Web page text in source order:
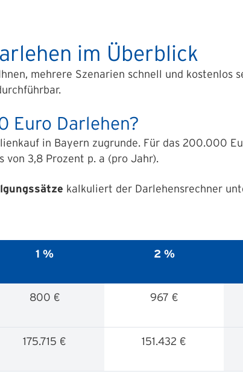
im Überblick
mehrere Szenarien schnell und kostenlos
Euro Darlehen?
in Bayern zugrunde. Für das 200.000
von 3,8 Prozent p. a (pro Jahr).
kalkuliert der Darlehensrechner
1 % 2 %
800 € 967 €
175.715 € 151.432 €